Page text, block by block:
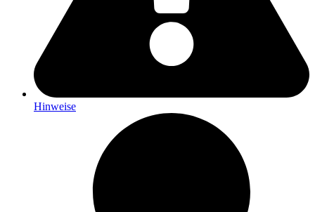
Hinweise